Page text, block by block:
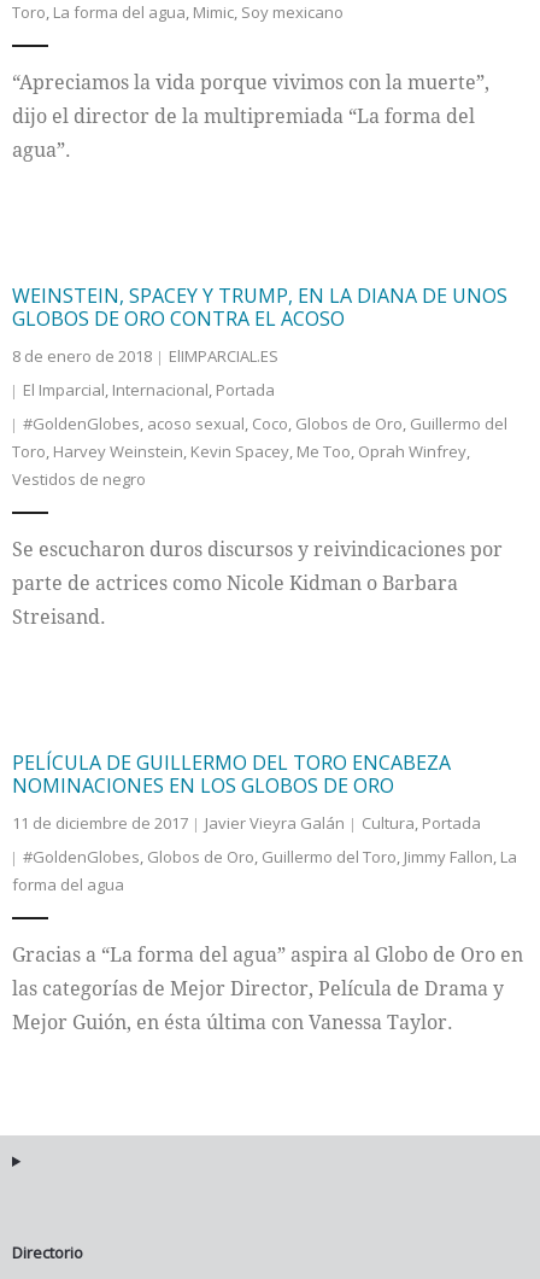
Toro, La forma del agua, Mimic, Soy mexicano
“Apreciamos la vida porque vivimos con la muerte”,
dijo el director de la multipremiada “La forma del
agua”.
WEINSTEIN, SPACEY Y TRUMP, EN LA DIANA DE UNOS
GLOBOS DE ORO CONTRA EL ACOSO
8 de enero de 2018
ElIMPARCIAL.ES
El Imparcial, Internacional, Portada
#GoldenGlobes, acoso sexual, Coco, Globos de Oro, Guillermo del
Toro, Harvey Weinstein, Kevin Spacey, Me Too, Oprah Winfrey,
Vestidos de negro
Se escucharon duros discursos y reivindicaciones por
parte de actrices como Nicole Kidman o Barbara
Streisand.
PELÍCULA DE GUILLERMO DEL TORO ENCABEZA
NOMINACIONES EN LOS GLOBOS DE ORO
11 de diciembre de 2017 Javier Vieyra Galán Cultura, Portada
#GoldenGlobes, Globos de Oro, Guillermo del Toro, Jimmy Fallon, La
forma del agua
Gracias a “La forma del agua” aspira al Globo de Oro en
las categorías de Mejor Director, Película de Drama y
Mejor Guión, en ésta última con Vanessa Taylor.
Directorio